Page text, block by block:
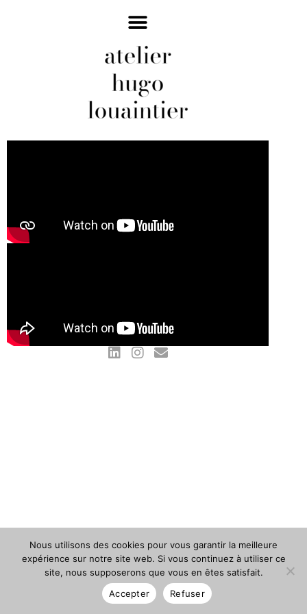
Nous utilisons des cookies pour vous garantir la meilleure
expérience sur notre site web. Si vous continuez à utiliser ce
site, nous supposerons que vous en êtes satisfait.
Accepter
Refuser